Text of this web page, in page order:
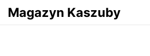
Przejdź do serwisu magazynkaszuby.pl
Magazyn Kaszuby